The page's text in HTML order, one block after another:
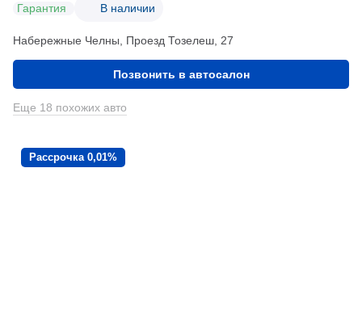
Гарантия В наличии
Набережные Челны, Проезд ​Тозелеш, 27
Позвонить в автосалон
Еще 18 похожих авто
Рассрочка 0,01%